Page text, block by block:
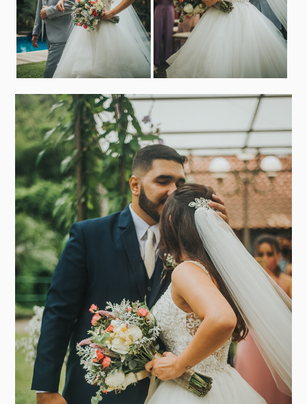
casa próxima ao Ravena Garden. Foram momentos
mágicos e intimistas, cheios de calma, tranquilidade,
emoção e muita, muita chuva!
Ao contrário do que pensei durante esse ano, eu estava
muito calma e tranquila. Já o Victor, a cada convidado
que chegava, chorava rios!
A cerimônia foi perfeita, com a palavra dos nossos
pastores e nosso melhor amigo. Votos, momento de
louvor muito emocionante e a entrada das alianças, que
foi feita por nossos sobrinhos.
Cada padrinho que nos cumprimentava era um
sentimento diferente, pois todos fizeram parte do nosso
processo de uma forma muito única!”.
DETALHES ESPECIAIS DE UM DIA ESPECIAL
“Todas as músicas da nossa cerimônia marcaram nossa
trajetória. Escutá-las no casamento nos trouxe
sentimentos gostosos e nostálgicos! Fora que nosso
músico era incrível, assim como todos os nossos
fornecedores. Criamos laços, sentimos que eram nossos
amigos!
O jantar e a festa foram uma delícia, cada convidado
presente era muito próximo e ficamos felizes em poder
compartilhar esse dia, que foi o mais especial da nossa